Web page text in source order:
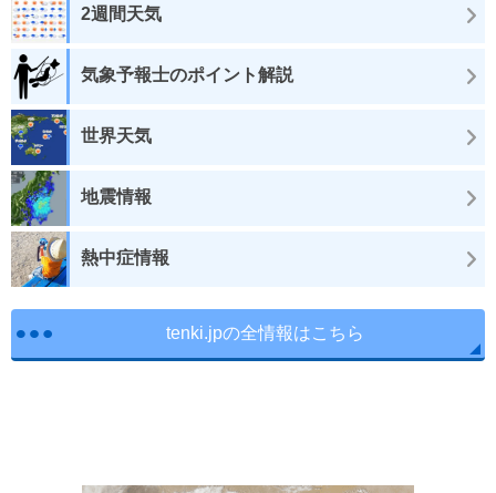
2週間天気
気象予報士のポイント解説
世界天気
地震情報
熱中症情報
tenki.jpの全情報はこちら